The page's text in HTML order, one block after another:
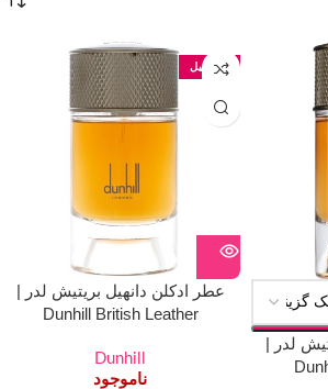
لدر |
100 میل
عطر ادکلن دانهیل بریتیش لدر |
Dunhill British Leather
Dunhill
ناموجود